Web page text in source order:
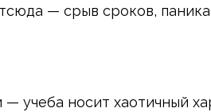
— срыв сроков,
учеба носит хаотичный